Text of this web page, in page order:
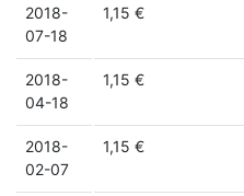
2018-
07-18
1,15 €
2018-
04-18
1,15 €
2018-
02-07
1,15 €